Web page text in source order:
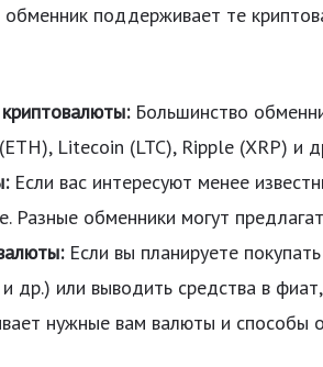
обменник поддерживает те
Большинство
Litecoin (LTC), Ripple (XRP) и
Если вас интересуют менее
Разные обменники могут
Если вы планируете
и др.) или выводить средства в
нужные вам валюты и способы